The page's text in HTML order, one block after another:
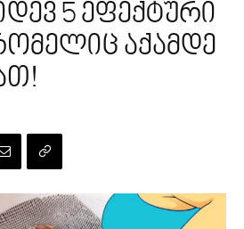
5 ეფექტური
აქამდე